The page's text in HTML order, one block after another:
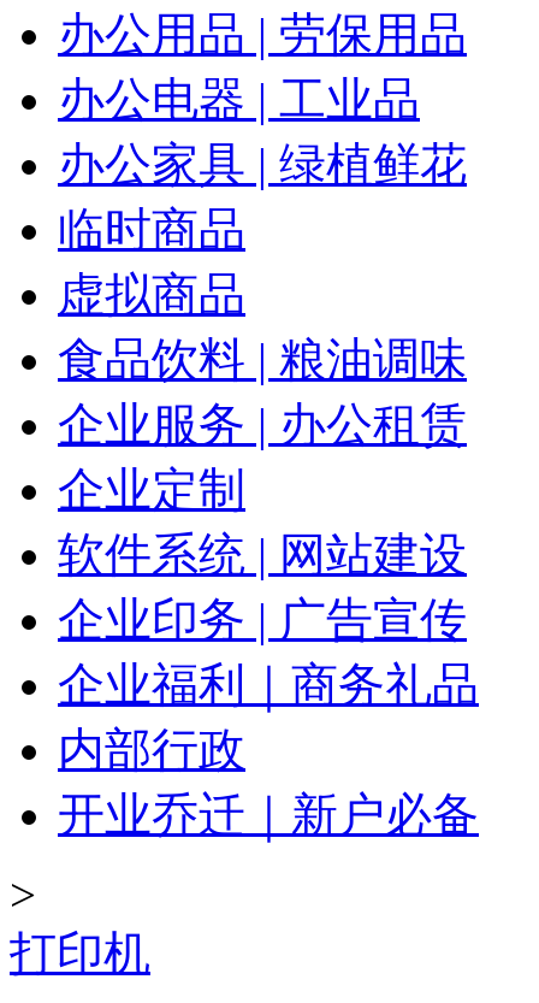
办公用品 | 劳保用品
办公电器 | 工业品
办公家具 | 绿植鲜花
临时商品
虚拟商品
食品饮料 | 粮油调味
企业服务 | 办公租赁
企业定制
软件系统 | 网站建设
企业印务 | 广告宣传
企业福利｜商务礼品
内部行政
开业乔迁｜新户必备
>
打印机